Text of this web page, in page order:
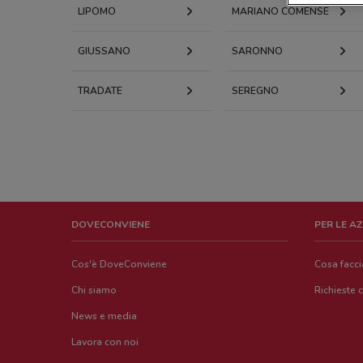
LIPOMO MARIANO COMENSE
GIUSSANO SARONNO
TRADATE SEREGNO
DOVECONVIENE
Cos'è DoveConviene
Chi siamo
News e media
Lavora con noi
PER LE
Cosa
Richieste